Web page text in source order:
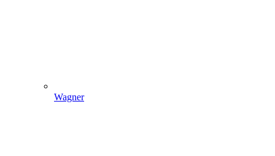
Wagner